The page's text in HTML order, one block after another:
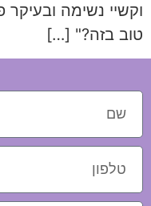
וקשיי נשימה ובעיקר
טוב בזה?" […]